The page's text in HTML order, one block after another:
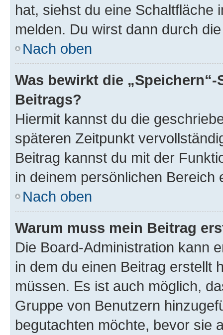
hat, siehst du eine Schaltfläche
melden. Du wirst dann durch
Nach oben
Was bewirkt die
Beitrags?
Hiermit kannst du die
späteren Zeitpunkt
Beitrag kannst du mit der
in deinem persönlichen Bereich
Nach oben
Warum muss mein Beitrag
Die Board-Administration kann
in dem du einen Beitrag erstellt
müssen. Es ist auch möglich,
Gruppe von Benutzern
begutachten möchte, bevor sie